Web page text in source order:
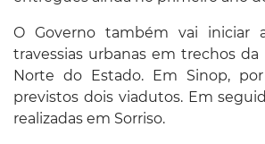
O Governo também vai iniciar
travessias urbanas em trechos da
Norte do Estado. Em Sinop,
previstos dois viadutos. Em
realizadas em Sorriso.